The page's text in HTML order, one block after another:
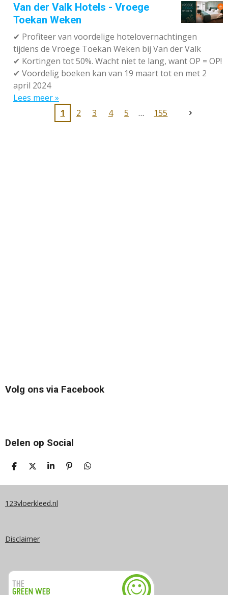
Van der Valk Hotels - Vroege
Toekan Weken
✔ Profiteer van voordelige hotelovernachtingen
tijdens de Vroege Toekan Weken bij Van der Valk
✔ Kortingen tot 50%. Wacht niet te lang, want OP = OP!
✔ Voordelig boeken kan van 19 maart tot en met 2
april 2024
Lees meer »
1
2 3 4 5 155
Volg ons via Facebook
Delen op Social
D
L
N
D
E
S
A
E
P
N
D
L
123vloerkleed.nl
Disclaimer